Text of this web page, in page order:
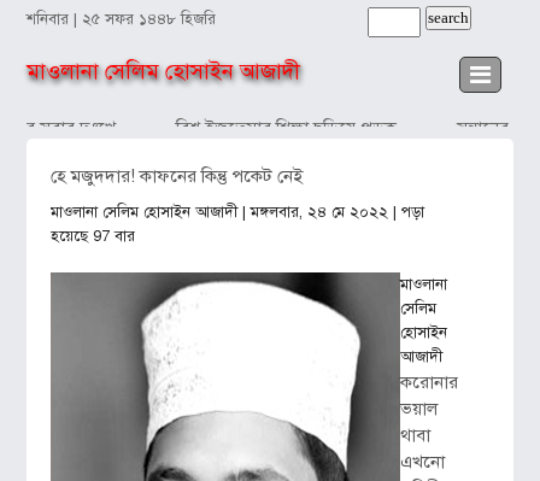
শনিবার | ২৫ সফর ১৪৪৮ হিজরি
মাওলানা সেলিম হোসাইন আজাদী
সবার দুঃখে বিশ্ব ইজতেমার শিক্ষা ছড়িয়ে পড়ুক সন্তানের
হে মজুদদার! কাফনের কিন্তু পকেট নেই
মাওলানা সেলিম হোসাইন আজাদী| মঙ্গলবার, ২৪ মে ২০২২ | পড়া
হয়েছে 97 বার
মাওলানা
সেলিম
হোসাইন
আজাদী
করোনার
ভয়াল
থাবা
এখনো